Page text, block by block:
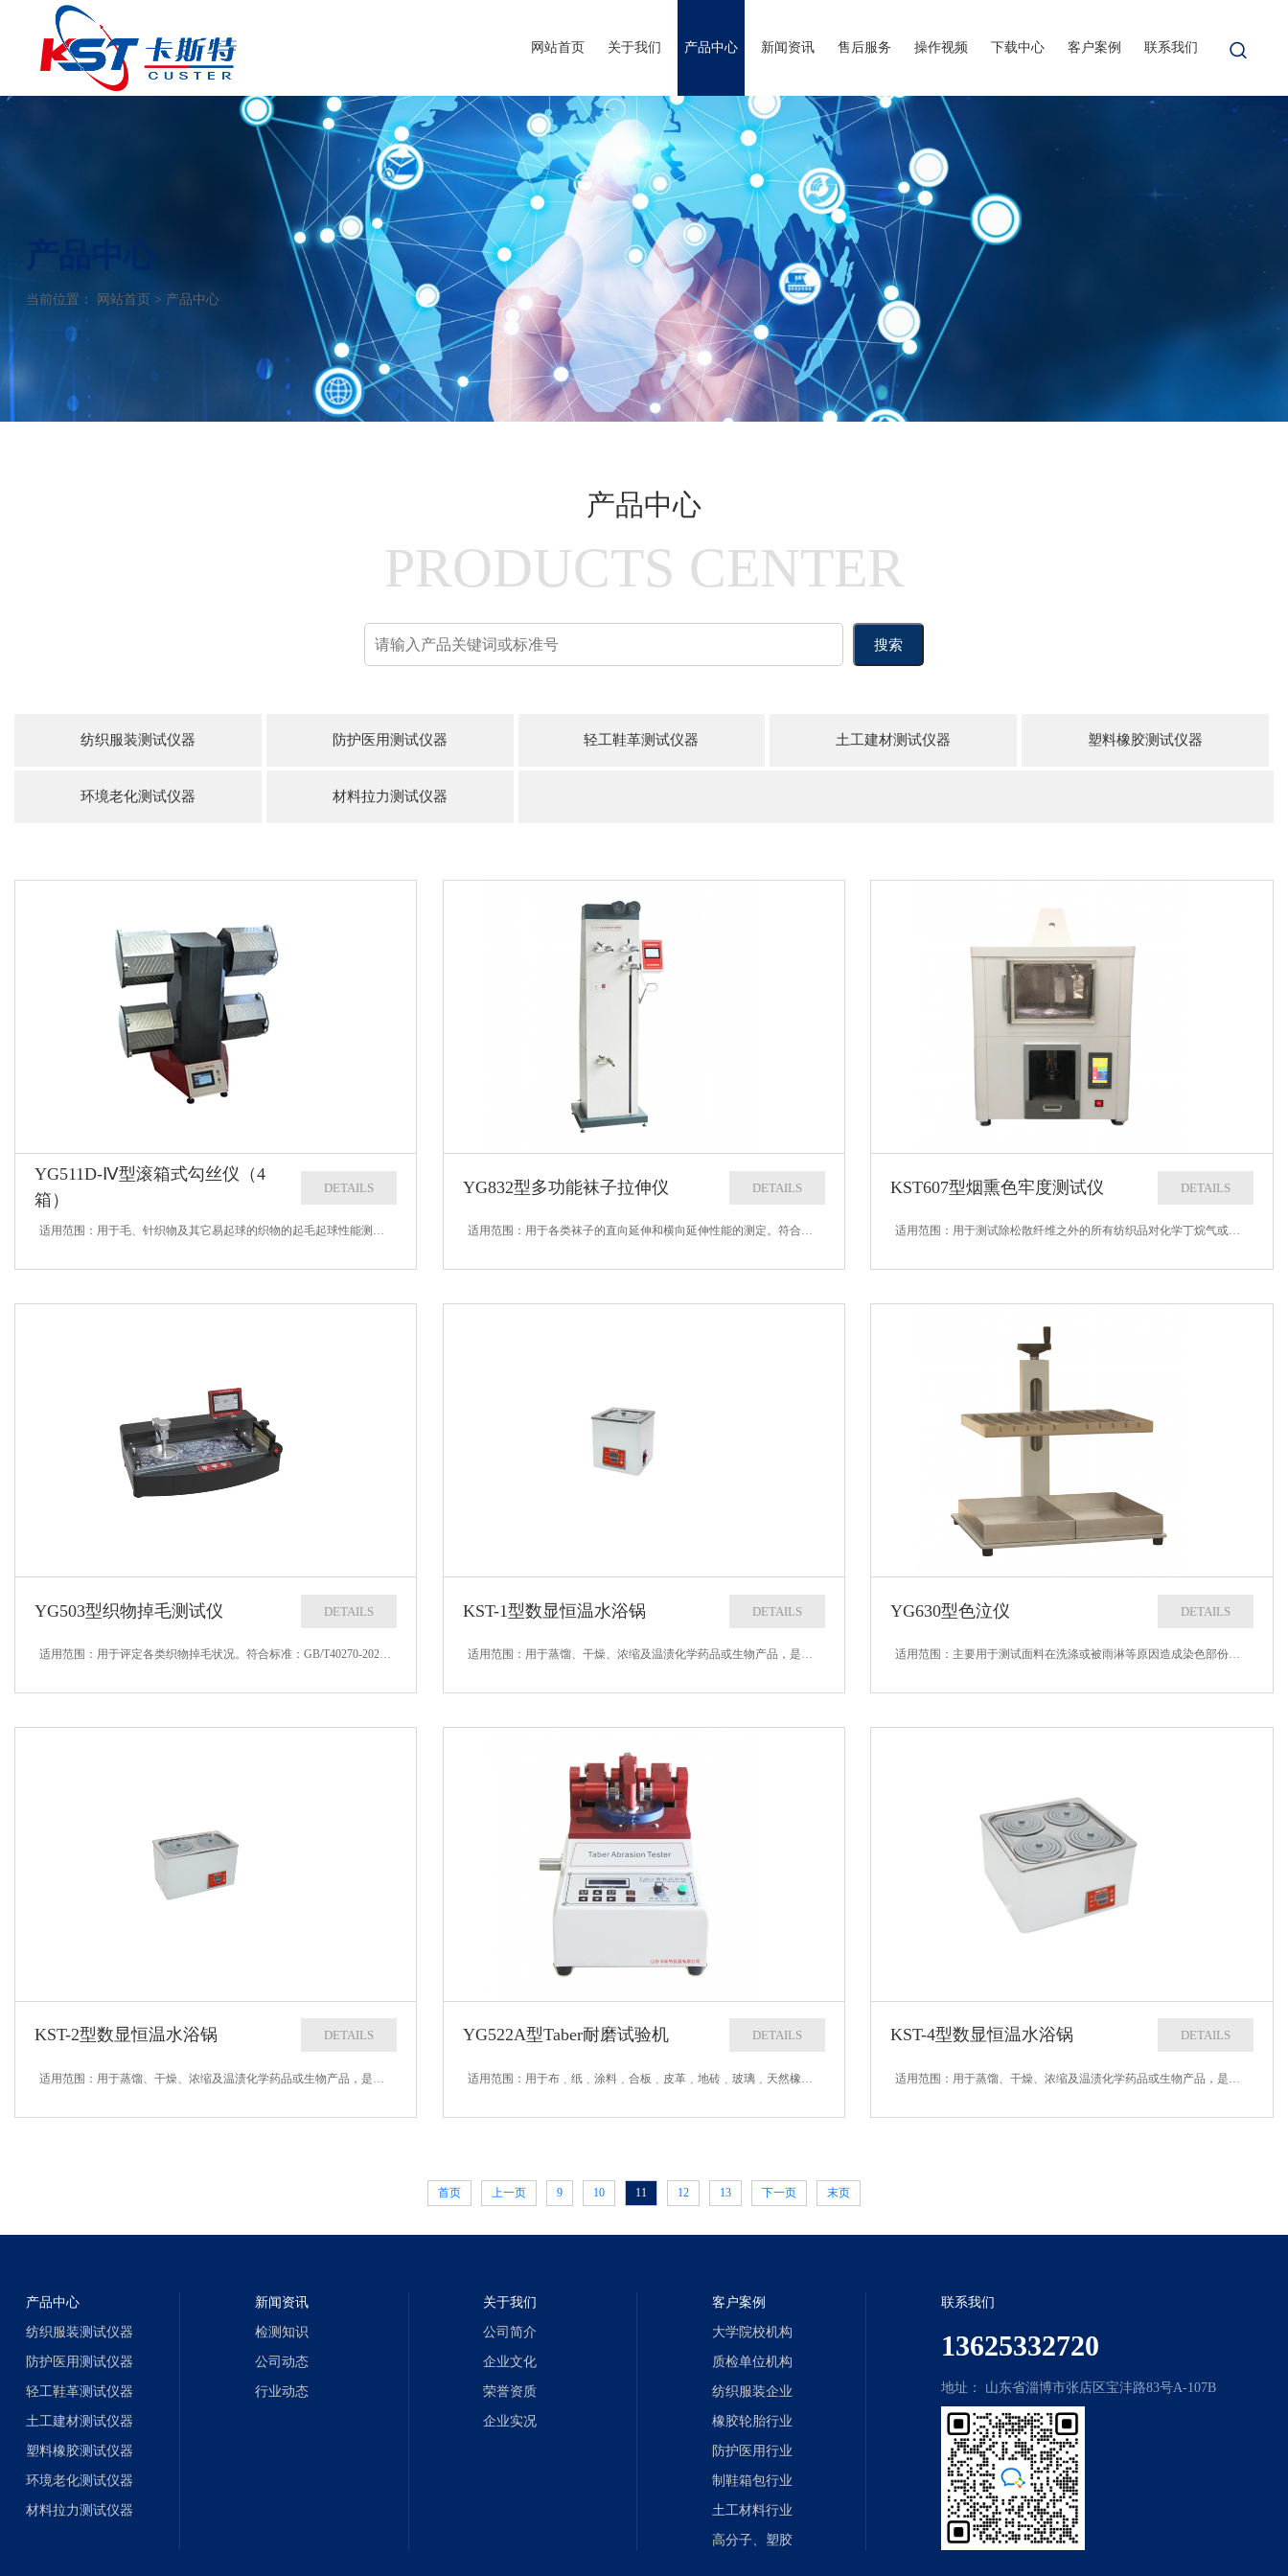
网站首页 关于我们 产品中心 新闻资讯 售后服务 操作视频 下载中心 客户案例 联系我们 
产品中心
当前位置： 网站首页 > 产品中心
产品中心
PRODUCTS CENTER
搜索
纺织服装测试仪器 防护医用测试仪器 轻工鞋革测试仪器 土工建材测试仪器 塑料橡胶测试仪器
环境老化测试仪器 材料拉力测试仪器
YG511D-Ⅳ型滚箱式勾丝仪（4
箱）
DETAILS
适用范围：用于毛、针织物及其它易起球的织物的起毛起球性能测试。符合标准：BS 8479-2008 等标准。技术参数：1、不锈钢勾丝箱数量：4只2、深度(228.00.1) 平行面(224.50.3)毫米3、箱体滚动速度：...
YG832型多功能袜子拉伸仪 DETAILS
适用范围：用于各类袜子的直向延伸和横向延伸性能的测定。符合标准：FZ/T 70006-2018、FZ/T 73001-2016、FZ/T 73011-2013、FZ/T 73013-2017、FZ/T 73029-201...
KST607型烟熏色牢度测试仪 DETAILS
适用范围：用于测试除松散纤维之外的所有纺织品对化学丁烷气或城市煤气燃烧所产生的大气氮氧化物暴露时颜色牢度的性能。符合标准：BS1006：1990-G1、G2、AATCC 23-2010 、 ISO 105-G02技术参数...
YG503型织物掉毛测试仪 DETAILS
适用范围：用于评定各类织物掉毛状况。符合标准：GB/T40270-2021等标准。技术参数：1、摩擦方式：往复运动2、摩擦头直径：900.1mm3、摩擦动程：200mm4、摩擦负荷：595g1g5、摩擦速度：30次/mi...
KST-1型数显恒温水浴锅 DETAILS
适用范围：用于蒸馏、干燥、浓缩及温渍化学药品或生物产品，是各大中专院校、科研企事业单位实验室及化验室的常规必备产品。技术参数：1、加热功率：300W2、控温范围：室温+0.5--99.9℃3、控温精度：1℃4、外形尺寸：...
YG630型色泣仪 DETAILS
适用范围：主要用于测试面料在洗涤或被雨淋等原因造成染色部份的染料溶出移色到白底或淡色底上的可能性（日本 “大丸法”）。本仪器特别适用于两个不同颜色拼接处及有明显图案的纺织品的测试。符合标准：日本 “大丸法”技术参数：1、...
KST-2型数显恒温水浴锅 DETAILS YG522A型Taber耐磨试验机 DETAILS KST-4型数显恒温水浴锅 DETAILS
首页 上一页 9 10 11 12 13 下一页 末页
产品中心
纺织服装测试仪器
防护医用测试仪器
轻工鞋革测试仪器
土工建材测试仪器
塑料橡胶测试仪器
环境老化测试仪器
材料拉力测试仪器
新闻资讯
检测知识
公司动态
行业动态
关于我们
公司简介
企业文化
荣誉资质
企业实况
客户案例
大学院校机构
质检单位机构
纺织服装企业
橡胶轮胎行业
防护医用行业
制鞋箱包行业
土工材料行业
高分子、塑胶
联系我们
13625332720
地址： 山东省淄博市张店区宝沣路83号A-107B